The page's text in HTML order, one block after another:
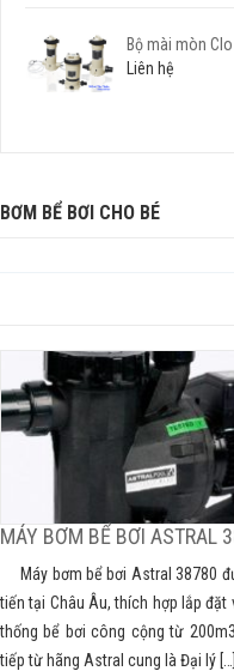
Bộ mài mòn Clo
Liên hệ
BƠM BỂ BƠI CHO BÉ
MÁY BƠM BỂ BƠI ASTRAL
Máy bơm bể bơi Astral 38780
tiến tại Châu Âu, thích hợp lắp
thống bể bơi công cộng từ
tiếp từ hãng Astral cung là Đại lý […]